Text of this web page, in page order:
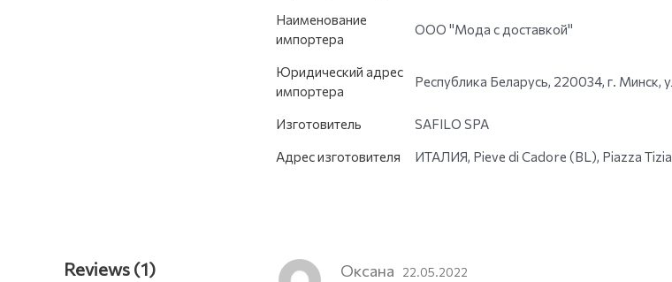
Наименование
импортера
ООО "Мода с доставкой"
Юридический адрес
импортера
Республика Беларусь, 220034, г. Минск,
Изготовитель SAFILO SPA
Адрес изготовителя ИТАЛИЯ, Pieve di Cadore (BL), Piazza
Reviews (1) Оксана 22.05.2022